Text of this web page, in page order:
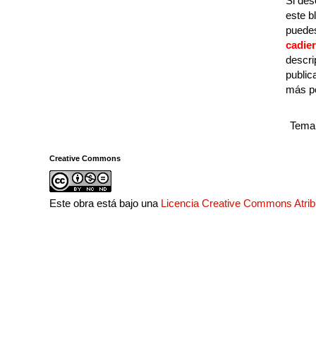
este
más
Creative Commons
Este obra está bajo una Licencia Creative Commons